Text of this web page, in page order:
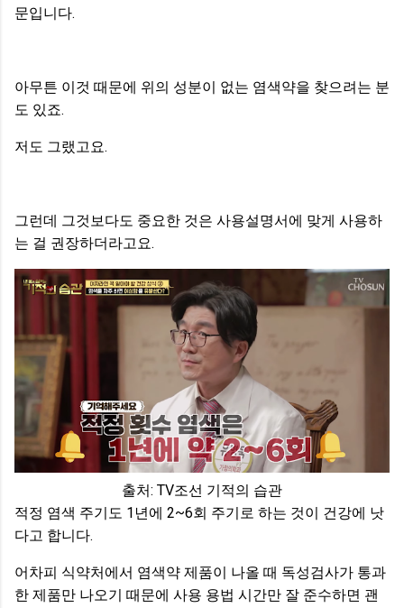
문입니다.
아무튼 이것 때문에 위의 성분이 없는 염색약을 찾으려는 분
도 있죠.
저도 그랬고요.
그런데 그것보다도 중요한 것은 사용설명서에 맞게 사용하
는 걸 권장하더라고요.
출처: TV조선 기적의 습관
적정 염색 주기도 1년에 2~6회 주기로 하는 것이 건강에 낫
다고 합니다.
어차피 식약처에서 염색약 제품이 나올 때 독성검사가 통과
한 제품만 나오기 때문에 사용 용법 시간만 잘 준수하면 괜